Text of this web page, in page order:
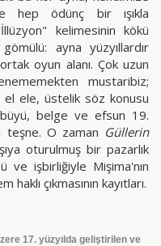
hep ödünç bir ışıkla
kelimesinin kökü
ayna yüzyıllardır
oyun alanı. Çok uzun
mustaribiz;
el ele, üstelik söz konusu
belge ve efsun 19.
teşne. O zaman Güllerin
oturulmuş bir pazarlık
ve işbirliğiyle Mişima'nın
çıkmasının kayıtları.
17. yüzyılda geliştirilen ve